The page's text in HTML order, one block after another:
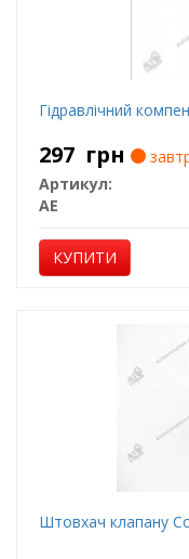
Гідравлічний
297 грн
Артикул:
AE
КУПИТИ
Штовхач клапану